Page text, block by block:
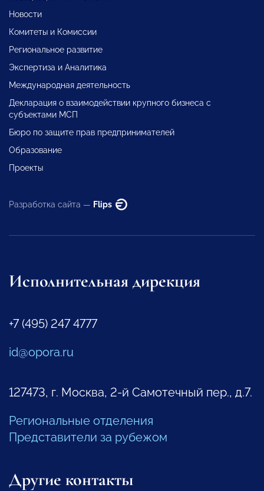
Новости
Комитеты и Комиссии
Региональное развитие
Экспертиза и Аналитика
Международная деятельность
Декларация о взаимодействии крупного бизнеса с
субъектами МСП
Бюро по защите прав предпринимателей
Образование
Проекты
Разработка сайта — Flips
Исполнительная дирекция
+7 (495) 247 4777
id@opora.ru
127473, г. Москва, 2-й Самотечный пер., д.7.
Региональные отделения
Представители за рубежом
Другие контакты